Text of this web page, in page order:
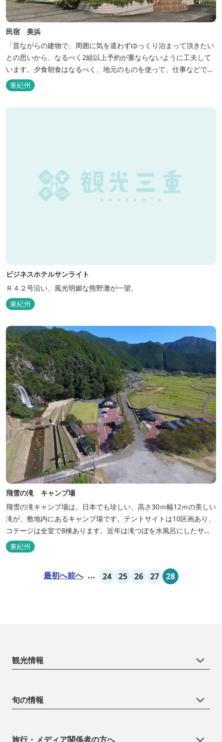
民宿 美浜
「昔ながらの建物で、周囲に気を遣わずゆっくり泊まって頂きたい
との思いから、なるべく2組以上予約が重ならないように工夫して
います。夕食朝食はなるべく、地元のものを使って、仕事などで連
泊の方には日替わりでご用意します。」オーナー様談。もし重なっ
た場合は、ごめんなさい。
東紀州
ビジネスホテルサンライト
Ｒ４２号沿い、風光明媚な熊野灘が一望。
東紀州
飛雪の滝 キャンプ場
飛雪の滝キャンプ場は、日本でも珍しい、高さ30ｍ幅12ｍの美しい
滝が、敷地内にあるキャンプ場です。テントサイトは10区画あり、
コテージは全室で8棟あります。近年は滝つぼを水風呂にしたサウ
ナが人気です。
東紀州
最初へ前へ ... 24 25 26 27 28
観光情報
旬の情報
旅行・メディア関係者の方へ